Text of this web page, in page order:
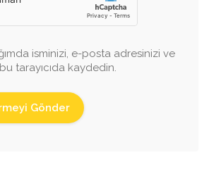
isminizi, e-posta adresinizi ve
tarayıcıda kaydedin.